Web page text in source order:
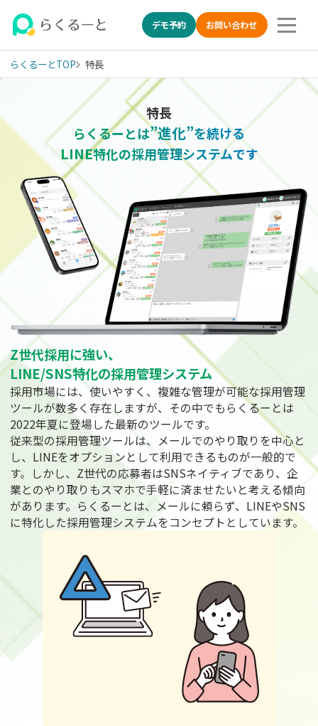
デモ予約 お問い合わせ
らくるーとTOP
特長
LINE特化の採用管理システム(ATS) らくるーとの特長
特長
らくるーとは”進化”を続ける
LINE特化の採用管理システムです
Z世代採用に強い、
LINE/SNS特化の採用管理システム
採用市場には、使いやすく、複雑な管理が可能な採用管理
ツールが数多く存在しますが、その中でもらくるーとは
2022年夏に登場した最新のツールです。
従来型の採用管理ツールは、メールでのやり取りを中心と
し、LINEをオプションとして利用できるものが一般的で
す。しかし、Z世代の応募者はSNSネイティブであり、企
業とのやり取りもスマホで手軽に済ませたいと考える傾向
があります。らくるーとは、メールに頼らず、LINEやSNS
に特化した採用管理システムをコンセプトとしています。